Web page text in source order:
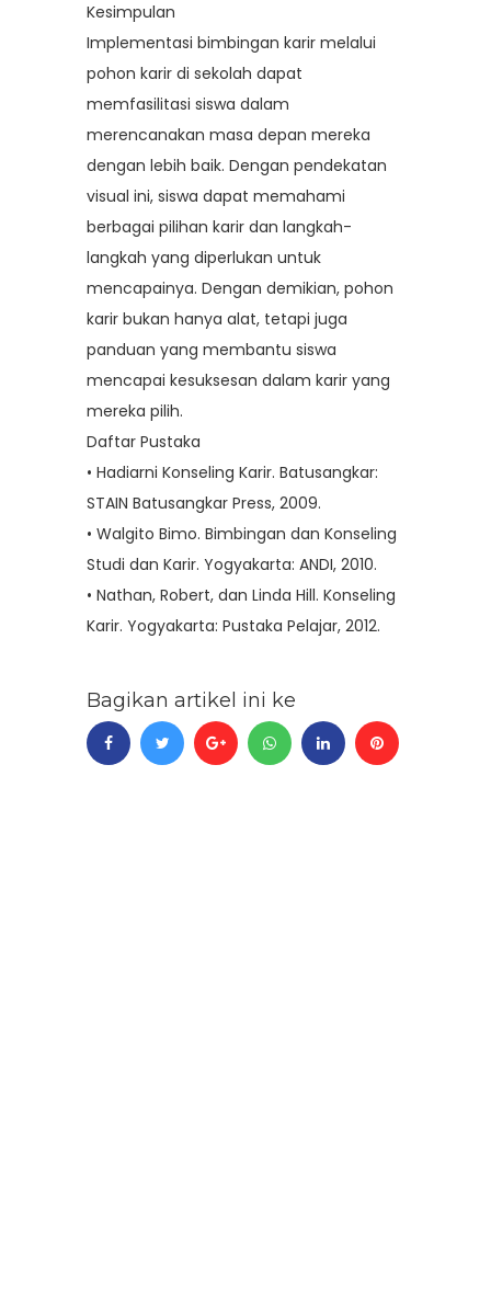
Kesimpulan
Implementasi bimbingan karir melalui
pohon karir di sekolah dapat
memfasilitasi siswa dalam
merencanakan masa depan mereka
dengan lebih baik. Dengan pendekatan
visual ini, siswa dapat memahami
berbagai pilihan karir dan langkah-
langkah yang diperlukan untuk
mencapainya. Dengan demikian, pohon
karir bukan hanya alat, tetapi juga
panduan yang membantu siswa
mencapai kesuksesan dalam karir yang
mereka pilih.
Daftar Pustaka
• Hadiarni Konseling Karir. Batusangkar:
STAIN Batusangkar Press, 2009.
• Walgito Bimo. Bimbingan dan Konseling
Studi dan Karir. Yogyakarta: ANDI, 2010.
• Nathan, Robert, dan Linda Hill. Konseling
Karir. Yogyakarta: Pustaka Pelajar, 2012.
Bagikan artikel ini ke